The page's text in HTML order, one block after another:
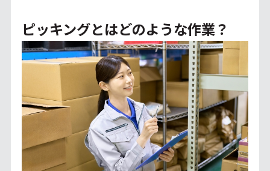
ピッキングとはどのような作業？